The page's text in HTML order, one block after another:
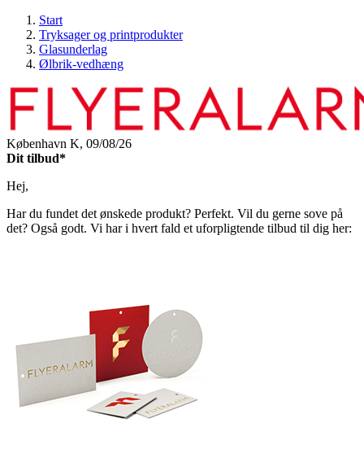
Start
Tryksager og printprodukter
Glasunderlag
Ølbrik-vedhæng
København K, 09/08/26
Dit tilbud*
Hej,
Har du fundet det ønskede produkt? Perfekt. Vil du gerne sove på
det? Også godt. Vi har i hvert fald et uforpligtende tilbud til dig her: